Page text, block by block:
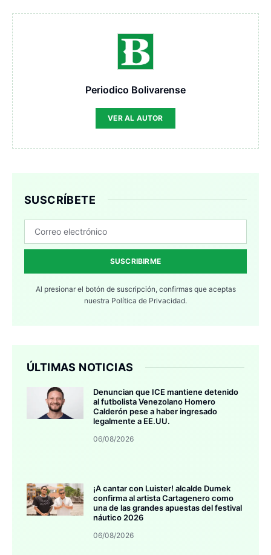
Periodico Bolivarense
VER AL AUTOR
SUSCRÍBETE
SUSCRIBIRME
Al presionar el botón de suscripción, confirmas que aceptas
nuestra Política de Privacidad.
ÚLTIMAS NOTICIAS
Denuncian que ICE mantiene detenido
al futbolista Venezolano Homero
Calderón pese a haber ingresado
legalmente a EE.UU.
06/08/2026
¡A cantar con Luister! alcalde Dumek
confirma al artista Cartagenero como
una de las grandes apuestas del festival
náutico 2026
06/08/2026